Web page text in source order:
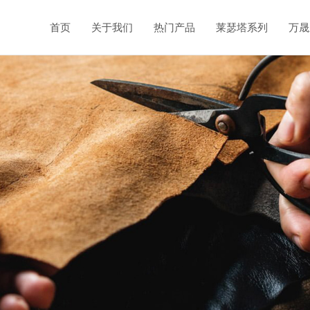
首页 关于我们 热门产品 莱瑟塔系列 万